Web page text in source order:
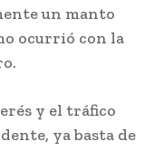
un manto
ocurrió con la
y el tráfico
ya basta de